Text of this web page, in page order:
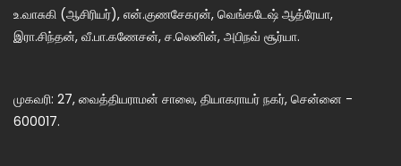
உ.வாசுகி (ஆசிரியர்), என்.குணசேகரன், வெங்கடேஷ் ஆத்ரேயா,
இரா.சிந்தன், வீ.பா.கணேசன், ச.லெனின், அபிநவ் சூர்யா.
முகவரி: 27, வைத்தியராமன் சாலை, தியாகராயர் நகர், சென்னை -
600017.